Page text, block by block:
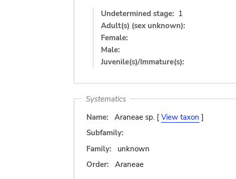
Undetermined stage: 1
Adult(s) (sex unknown):
Female:
Male:
Juvenile(s)/Immature(s):
Systematics
Name:
Araneae sp. [ View taxon ]
Subfamily:
Family:
unknown
Order:
Araneae